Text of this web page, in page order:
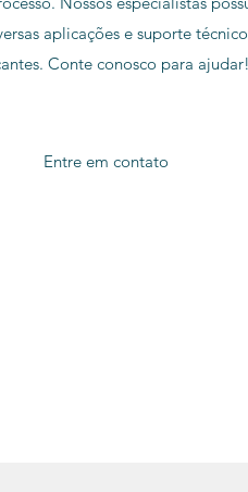
aplicações e suporte
Conte conosco para ajudar!
Entre em contato